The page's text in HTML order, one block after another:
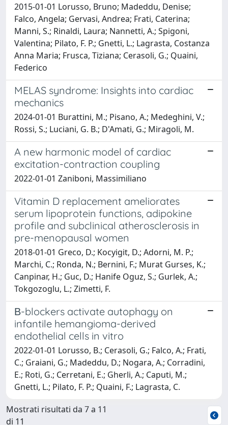
2015-01-01 Lorusso, Bruno; Madeddu, Denise;
Falco, Angela; Gervasi, Andrea; Frati, Caterina;
Manni, S.; Rinaldi, Laura; Nannetti, A.; Spigoni,
Valentina; Pilato, F. P.; Gnetti, L.; Lagrasta, Costanza
Anna Maria; Frusca, Tiziana; Cerasoli, G.; Quaini,
Federico
MELAS syndrome: Insights into cardiac
mechanics
2024-01-01 Burattini, M.; Pisano, A.; Medeghini, V.;
Rossi, S.; Luciani, G. B.; D'Amati, G.; Miragoli, M.
A new harmonic model of cardiac
excitation-contraction coupling
2022-01-01 Zaniboni, Massimiliano
Vitamin D replacement ameliorates
serum lipoprotein functions, adipokine
profile and subclinical atherosclerosis in
pre-menopausal women
2018-01-01 Greco, D.; Kocyigit, D.; Adorni, M. P.;
Marchi, C.; Ronda, N.; Bernini, F.; Murat Gurses, K.;
Canpinar, H.; Guc, D.; Hanife Oguz, S.; Gurlek, A.;
Tokgozoglu, L.; Zimetti, F.
Β-blockers activate autophagy on
infantile hemangioma-derived
endothelial cells in vitro
2022-01-01 Lorusso, B.; Cerasoli, G.; Falco, A.; Frati,
C.; Graiani, G.; Madeddu, D.; Nogara, A.; Corradini,
E.; Roti, G.; Cerretani, E.; Gherli, A.; Caputi, M.;
Gnetti, L.; Pilato, F. P.; Quaini, F.; Lagrasta, C.
Mostrati risultati da 7 a 11
di 11